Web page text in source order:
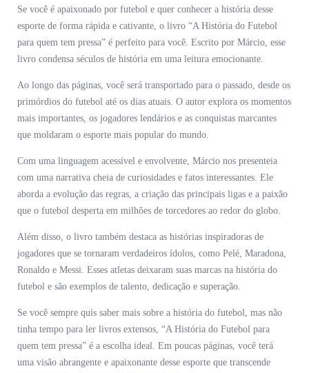
Se você é apaixonado por futebol e quer conhecer a história desse
esporte de forma rápida e cativante, o livro “A História do Futebol
para quem tem pressa” é perfeito para você. Escrito por Márcio, esse
livro condensa séculos de história em uma leitura emocionante.
Ao longo das páginas, você será transportado para o passado, desde os
primórdios do futebol até os dias atuais. O autor explora os momentos
mais importantes, os jogadores lendários e as conquistas marcantes
que moldaram o esporte mais popular do mundo.
Com uma linguagem acessível e envolvente, Márcio nos presenteia
com uma narrativa cheia de curiosidades e fatos interessantes. Ele
aborda a evolução das regras, a criação das principais ligas e a paixão
que o futebol desperta em milhões de torcedores ao redor do globo.
Além disso, o livro também destaca as histórias inspiradoras de
jogadores que se tornaram verdadeiros ídolos, como Pelé, Maradona,
Ronaldo e Messi. Esses atletas deixaram suas marcas na história do
futebol e são exemplos de talento, dedicação e superação.
Se você sempre quis saber mais sobre a história do futebol, mas não
tinha tempo para ler livros extensos, “A História do Futebol para
quem tem pressa” é a escolha ideal. Em poucas páginas, você terá
uma visão abrangente e apaixonante desse esporte que transcende